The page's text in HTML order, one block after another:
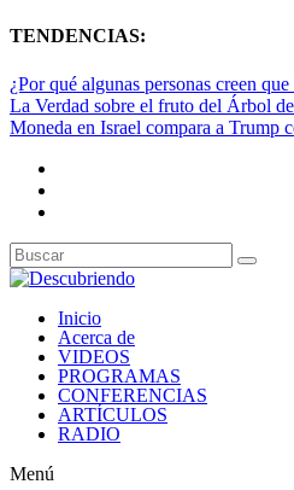
TENDENCIAS:
¿Por qué algunas personas creen
La Verdad sobre el fruto del Árbol
Moneda en Israel compara a Trump
Inicio
Acerca de
VIDEOS
PROGRAMAS
CONFERENCIAS
ARTÍCULOS
RADIO
Menú